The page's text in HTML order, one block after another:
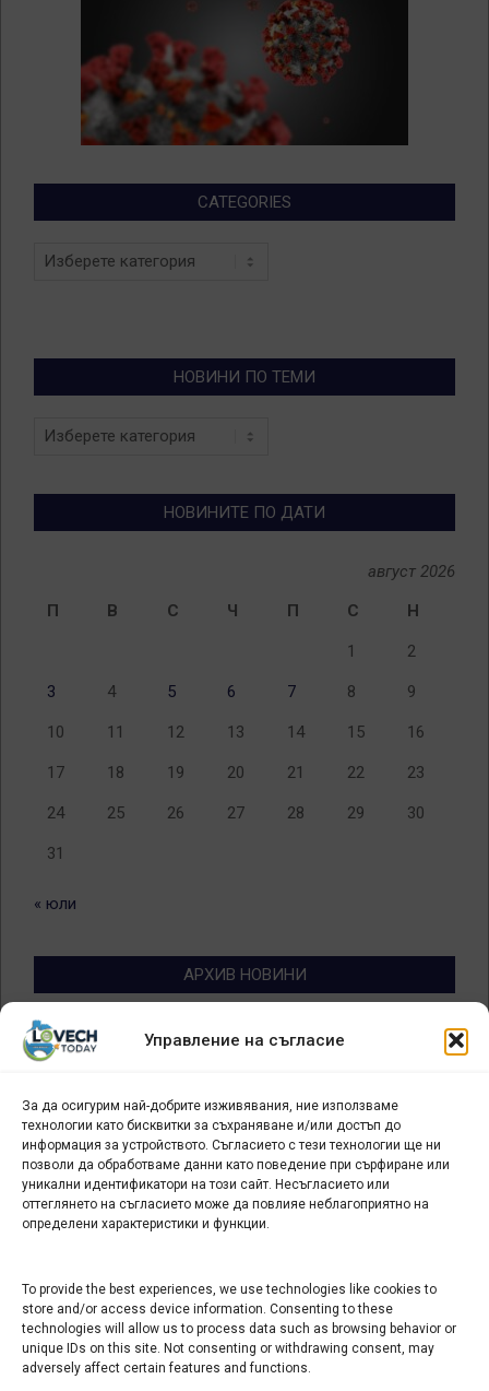
Управление на съгласие
За да осигурим най-добрите изживявания, ние използваме
технологии като бисквитки за съхраняване и/или достъп до
информация за устройството. Съгласието с тези технологии ще ни
позволи да обработваме данни като поведение при сърфиране или
уникални идентификатори на този сайт. Несъгласието или
оттеглянето на съгласието може да повлияе неблагоприятно на
определени характеристики и функции.
To provide the best experiences, we use technologies like cookies to
store and/or access device information. Consenting to these
technologies will allow us to process data such as browsing behavior or
unique IDs on this site. Not consenting or withdrawing consent, may
adversely affect certain features and functions.
CATEGORIES
Categories
НОВИНИ ПО ТЕМИ
Новини
НОВИНИТЕ ПО ДАТИ
август 2026
П
В С Ч П С Н
1 2
3 4 5 6 7 8 9
10 11 12 13 14 15 16
17 18 19 20 21 22 23
24 25 26 27 28 29 30
31
« юли
АРХИВ НОВИНИ
Архив
новини
БИЗНЕС
Арт галерия "Мостове" – магазин за изкуство
СЕВЕРОЗАПАДА ИНФОРМАЦИОНЕН БИЗНЕС
ТУРИСТИЧЕСКИ КЛЪСТЕР
ИНСТИТУЦИИ В ЛОВЕЧ
Административен съд Ловеч
Областна администрация Ловеч